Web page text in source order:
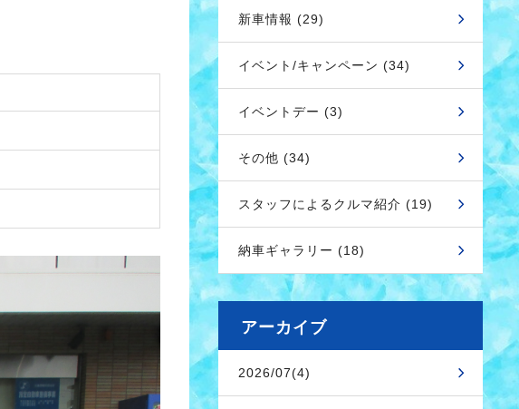
新車情報 (29)
イベント/キャンペーン (34)
イベントデー (3)
その他 (34)
スタッフによるクルマ紹介 (19)
納車ギャラリー (18)
アーカイブ
2026/07(4)